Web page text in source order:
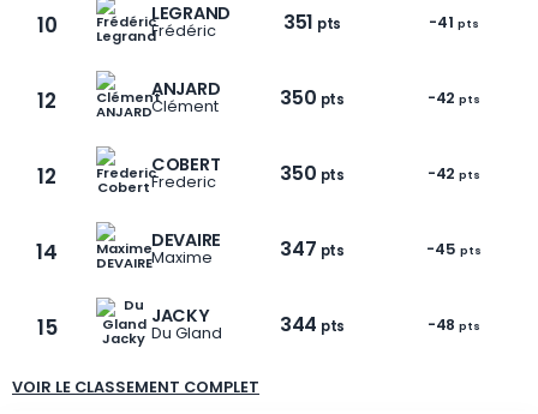
10 LEGRAND
Frédéric 351 pts -41 pts
12 ANJARD
Clément 350 pts -42 pts
12 COBERT
Frederic 350 pts -42 pts
14 DEVAIRE
Maxime 347 pts -45 pts
15 JACKY
Du Gland 344 pts -48 pts
VOIR LE CLASSEMENT COMPLET